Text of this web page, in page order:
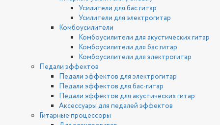
Усилители для бас гитар
Усилители для электрогитар
Комбоусилители
Комбоусилители для акустических гитар
Комбоусилители для бас гитар
Комбоусилители для электрогитар
Педали эффектов
Педали эффектов для электрогитар
Педали эффектов для бас-гитар
Педали эффектов для акустических гитар
Аксессуары для педалей эффектов
Гитарные процессоры